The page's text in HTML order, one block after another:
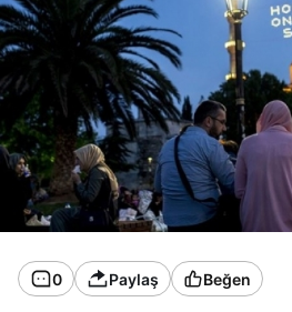
0 Paylaş Beğen